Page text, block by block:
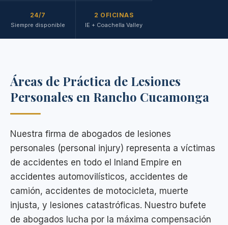
24/7
Siempre disponible
2 OFICINAS
IE + Coachella Valley
Áreas de Práctica de Lesiones
Personales en Rancho Cucamonga
Nuestra firma de abogados de lesiones
personales (personal injury) representa a víctimas
de accidentes en todo el Inland Empire en
accidentes automovilísticos, accidentes de
camión, accidentes de motocicleta, muerte
injusta, y lesiones catastróficas. Nuestro bufete
de abogados lucha por la máxima compensación